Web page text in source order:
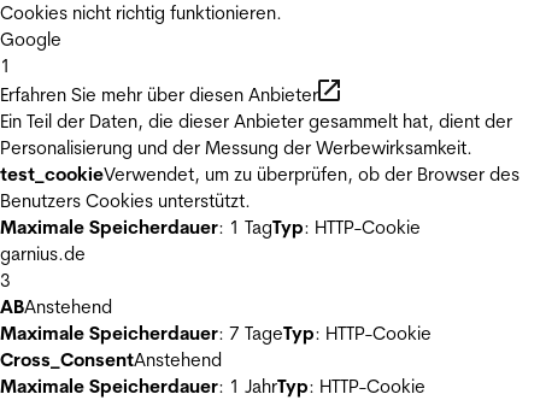
Cookies nicht richtig funktionieren.
Google
1
Erfahren Sie mehr über diesen Anbieter
Ein Teil der Daten, die dieser Anbieter gesammelt hat, dient der
Personalisierung und der Messung der Werbewirksamkeit.
test_cookieVerwendet, um zu überprüfen, ob der Browser des
Benutzers Cookies unterstützt.
Maximale Speicherdauer: 1 TagTyp: HTTP-Cookie
garnius.de
3
ABAnstehend
Maximale Speicherdauer: 7 TageTyp: HTTP-Cookie
Cross_ConsentAnstehend
Maximale Speicherdauer: 1 JahrTyp: HTTP-Cookie